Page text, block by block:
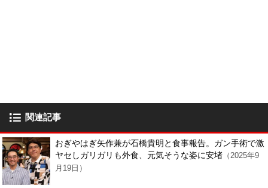
関連記事
おぎやはぎ矢作兼が石橋貴明と食事報告。ガン手術で激
ヤセしガリガリも外食、元気そうな姿に安堵 （2025年9
月19日）